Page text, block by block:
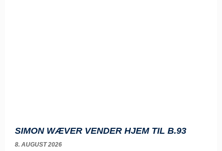
SIMON WÆVER VENDER HJEM TIL B.93
8. AUGUST 2026